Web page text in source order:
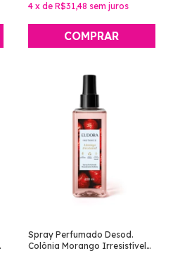
4 x de R$31,48 sem juros
Spray Perfumado Desod.
Colônia Morango Irresistível